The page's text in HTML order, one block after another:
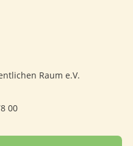
Raum e.V.
00